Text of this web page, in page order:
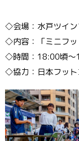
◇会場：水戸ツイ
◇内容：「ミニフッ
◇時間：18:00頃〜
◇協力：日本フッ